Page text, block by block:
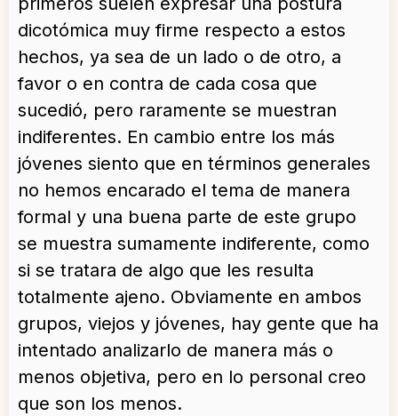
dicotómica muy firme respecto a estos
hechos, ya sea de un lado o de otro, a
favor o en contra de cada cosa que
sucedió, pero raramente se muestran
indiferentes. En cambio entre los más
jóvenes siento que en términos generales
no hemos encarado el tema de manera
formal y una buena parte de este grupo
se muestra sumamente indiferente, como
si se tratara de algo que les resulta
totalmente ajeno. Obviamente en ambos
grupos, viejos y jóvenes, hay gente que ha
intentado analizarlo de manera más o
menos objetiva, pero en lo personal creo
que son los menos.